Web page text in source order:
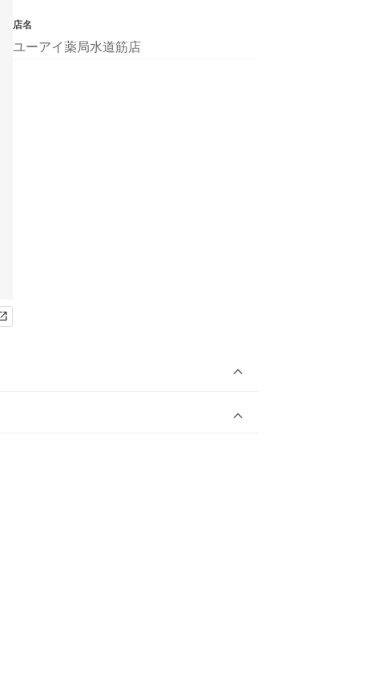
店名
ユーアイ薬局水道筋店